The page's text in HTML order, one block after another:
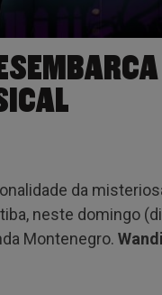
da
neste domingo
Montenegro.